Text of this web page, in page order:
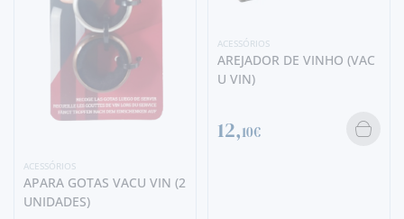
ACESSÓRIOS
APARA GOTAS VACU VIN (2
UNIDADES)
ACESSÓRIOS
AREJADOR DE VINHO (VAC
U VIN)
12,10€